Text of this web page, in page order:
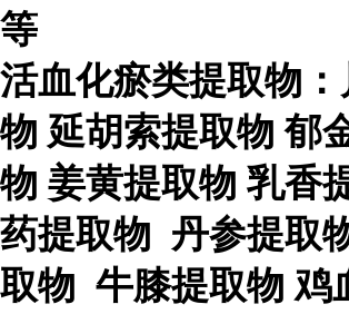
等
活血化瘀类提取物：
物 延胡索提取物 郁
物 姜黄提取物 乳香
药提取物 丹参提取
取物 牛膝提取物 鸡